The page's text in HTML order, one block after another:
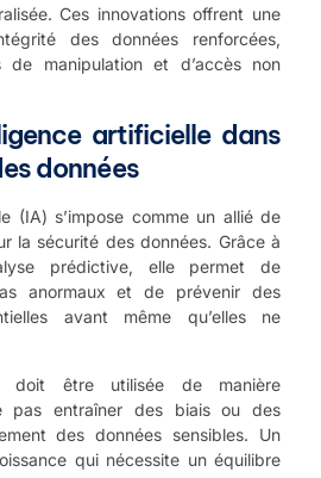
Ces innovations offrent une
des données renforcées,
de manipulation et d’accès non
artificielle dans
données
(IA) s’impose comme un allié de
la sécurité des données. Grâce à
prédictive, elle permet de
anormaux et de prévenir des
avant même qu’elles ne
doit être utilisée de manière
pas entraîner des biais ou des
des données sensibles. Un
qui nécessite un équilibre